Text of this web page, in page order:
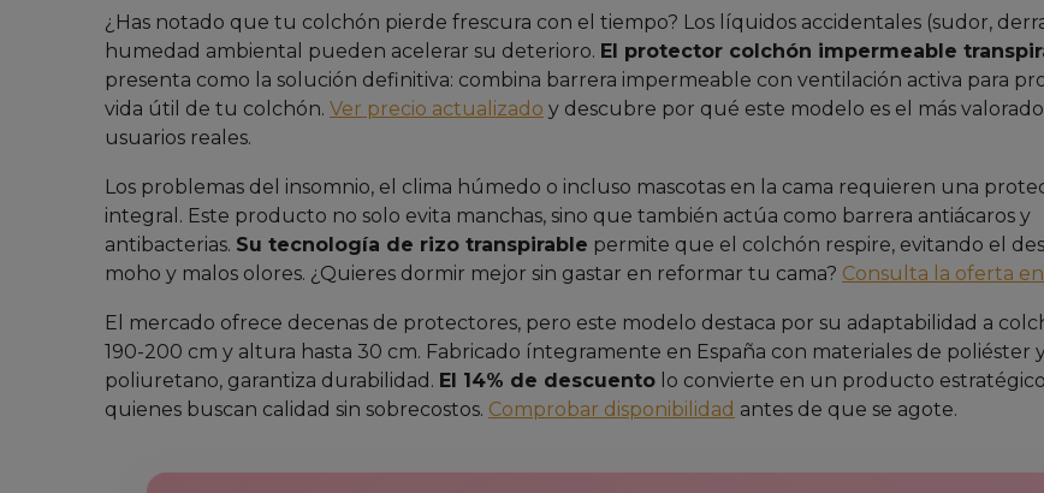
¿Has notado que tu colchón pierde frescura con el tiempo? Los líquidos accidentales (sudor,
humedad ambiental pueden acelerar su deterioro. El protector colchón impermeable
presenta como la solución definitiva: combina barrera impermeable con ventilación activa para
vida útil de tu colchón. Ver precio actualizado y descubre por qué este modelo es el más
usuarios reales.
Los problemas del insomnio, el clima húmedo o incluso mascotas en la cama requieren una
integral. Este producto no solo evita manchas, sino que también actúa como barrera antiácaros y
antibacterias. Su tecnología de rizo transpirable permite que el colchón respire, evitando el
moho y malos olores. ¿Quieres dormir mejor sin gastar en reformar tu cama? Consulta la oferta
El mercado ofrece decenas de protectores, pero este modelo destaca por su adaptabilidad a
190-200 cm y altura hasta 30 cm. Fabricado íntegramente en España con materiales de poliéster
poliuretano, garantiza durabilidad. El 14% de descuento lo convierte en un producto
quienes buscan calidad sin sobrecostos. Comprobar disponibilidad antes de que se agote.